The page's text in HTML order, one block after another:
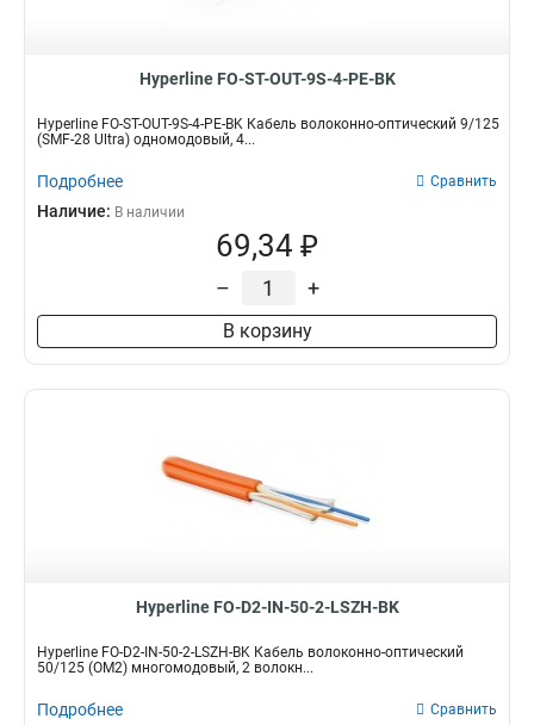
Hyperline FO-ST-OUT-9S-4-PE-BK
Hyperline FO-ST-OUT-9S-4-PE-BK Кабель волоконно-оптический 9/125
(SMF-28 Ultra) одномодовый, 4...
Подробнее Сравнить
Наличие: В наличии
69,34 ₽
– +
В корзину
Hyperline FO-D2-IN-50-2-LSZH-BK
Hyperline FO-D2-IN-50-2-LSZH-BK Кабель волоконно-оптический
50/125 (OM2) многомодовый, 2 волокн...
Подробнее Сравнить